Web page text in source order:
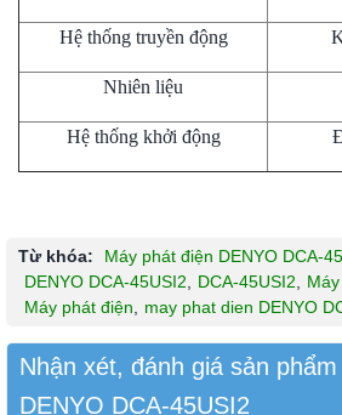
Hệ thống truyền động
Nhiên liệu
Hệ thống khởi động
Từ khóa: Máy phát điện DENYO DCA-
DENYO DCA-45USI2, DCA-45USI2,
Máy phát điện, may phat dien DENYO
Nhận xét, đánh giá sản
DENYO DCA-45USI2